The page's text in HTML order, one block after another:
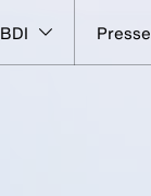
Presse